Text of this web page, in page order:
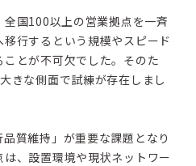
国100以上の営業拠点を一斉
行するという規模やスピード
とが不可欠でした。そのた
きな側面で試練が存在しまし
質維持」が重要な課題となり
、設置環境や現状ネットワー